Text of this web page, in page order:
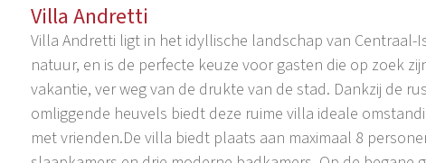
Villa Andretti
Villa Andretti ligt in het idyllische landschap van
natuur, en is de perfecte keuze voor gasten die op zoek
vakantie, ver weg van de drukte van de stad. Dankzij de
omliggende heuvels biedt deze ruime villa ideale
met vrienden.De villa biedt plaats aan maximaal 8